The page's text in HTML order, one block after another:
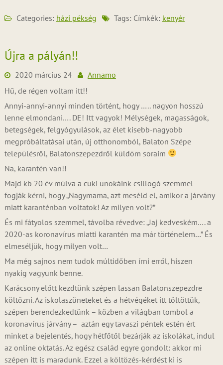
Categories: házi pékség Tags: Címkék: kenyér
Újra a pályán!!
2020 március 24
Annamo
Hű, de régen voltam itt!!
Annyi-annyi-annyi minden történt, hogy ….. nagyon hosszú
lenne elmondani…. DE! Itt vagyok! Mélységek, magasságok,
betegségek, felgyógyulások, az élet kisebb-nagyobb
megpróbáltatásai után, új otthonomból, Balaton Szépe
településről, Balatonszepezdről küldöm soraim
Na, karantén van!!
Majd kb 20 év múlva a cuki unokáink csillogó szemmel
fogják kérni, hogy „Nagymama, azt meséld el, amikor a járvány
miatt karanténban voltatok! Az milyen volt?”
És mi fátyolos szemmel, távolba révedve: „Jaj kedveském…. a
2020-as koronavírus miatti karantén ma már történelem…” És
elmeséljük, hogy milyen volt…
Ma még sajnos nem tudok múltidőben írni erről, hiszen
nyakig vagyunk benne.
Karácsony előtt kezdtünk szépen lassan Balatonszepezdre
költözni. Az iskolaszüneteket és a hétvégéket itt töltöttük,
szépen berendezkedtünk – közben a világban tombol a
koronavírus járvány – aztán egy tavaszi péntek estén ért
minket a bejelentés, hogy hétfőtől bezárják az iskolákat, indul
az online oktatás. Az egész család egyre gondolt: akkor mi
szépen itt is maradunk. Ezzel a költözés-kérdést ki is